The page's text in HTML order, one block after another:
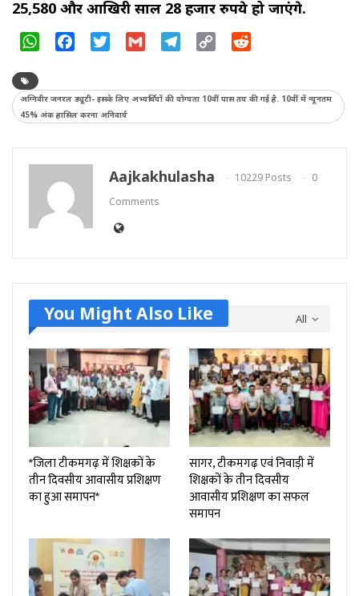
25,580 और आखिरी साल 28 हजार रुपये हो जाएंगे.
WhatsAppFacebookTwitter Gmail Telegram
Copy
अग्निवीर जनरल ड्यूटी- इसके लिए अभ्यर्थियों की योग्यता 10वीं पास तय की गई है. 10वीं में न्‍यूनतम
45% अंक हासिल करना अनिवार्य
Aajkakhulasha 10229 Posts
0
Comments
All
You Might Also Like
*जिला टीकमगढ़ में शिक्षकों के
तीन दिवसीय आवासीय प्रशिक्षण
का हुआ समापन*
सागर, टीकमगढ़ एवं निवाड़ी में
शिक्षकों के तीन दिवसीय
आवासीय प्रशिक्षण का सफल
समापन